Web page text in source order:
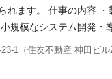
ます。 仕事の内容
規模なシステム開発
・導入プロジェクト
、要件や課題の整理